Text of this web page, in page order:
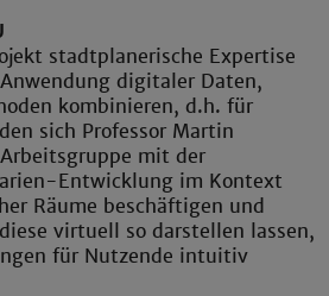
stadtplanerische Expertise
digitaler Daten,
kombinieren, d.h. für
sich Professor Martin
mit der
Entwicklung im Kontext
Räume beschäftigen und
virtuell so darstellen lassen,
für Nutzende intuitiv